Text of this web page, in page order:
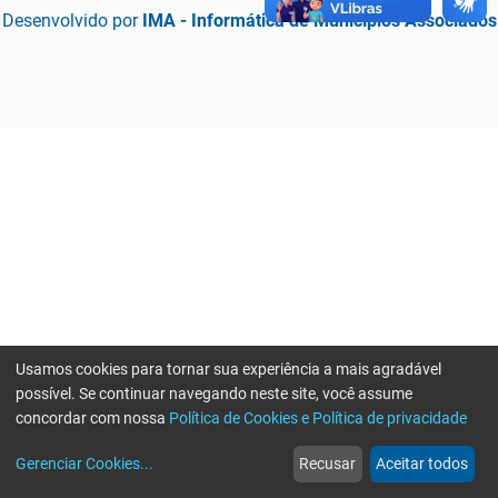
Desenvolvido por IMA - Informática de Municípios Associados
web
Notícias
more_horiz
Mais
Usamos cookies para tornar sua experiência a mais agradável
possível. Se continuar navegando neste site, você assume
concordar com nossa Política de Cookies e Política de privacidade
Gerenciar Cookies... Recusar Aceitar todos
Erro ao enviar informações, por favor tente novamente